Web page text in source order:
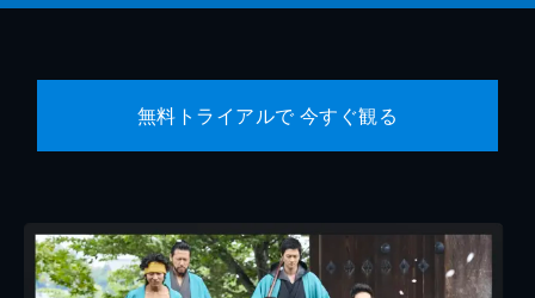
無料トライアルで 今すぐ観る